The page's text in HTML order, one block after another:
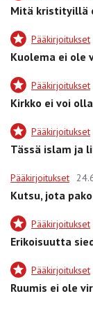
Mitä kristityillä
Pääkirjoitukset
Kuolema ei ole
Pääkirjoitukset
Kirkko ei voi
Pääkirjoitukset
Tässä islam ja
Pääkirjoitukset
Kutsu, jota
Pääkirjoitukset
Erikoisuutta
Pääkirjoitukset
Ruumis ei ole